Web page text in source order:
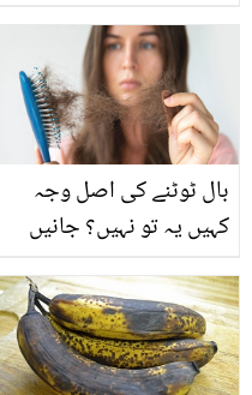
مانگوں؟ مدد کے سوال پر
مولانا آزاد روتے ہوئے پھٹ
پڑے
بال ٹوٹنے کی اصل وجہ
کہیں یہ تو نہیں؟ جانیں
وجوہات تاکہ آپ کر سکیں
اس کا علاج